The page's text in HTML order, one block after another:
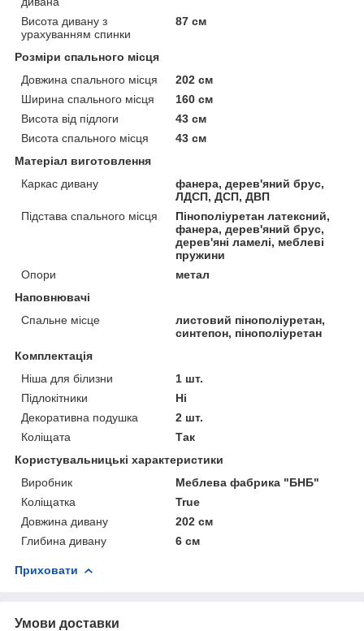
Висота дивану з
урахуванням спинки
87 см
Розміри спального місця
Довжина спального місця
202 см
Ширина спального місця
160 см
Висота від підлоги
43 см
Висота спального місця
43 см
Матеріал виготовлення
Каркас дивану
фанера, дерев'яний брус,
ЛДСП, ДСП, ДВП
Підстава спального місця
Пінополіуретан латексний,
фанера, дерев'яний брус,
дерев'яні ламелі, меблеві
пружини
Опори
метал
Наповнювачі
Спальне місце
листовий пінополіуретан,
синтепон, пінополіуретан
Комплектація
Ніша для білизни
1 шт.
Підлокітники
Ні
Декоративна подушка
2 шт.
Коліщата
Так
Користувальницькі характеристики
Виробник
Меблева фабрика "БНБ"
Коліщатка
True
Довжина дивану
202 см
Глибина дивану
6 см
Приховати
Умови доставки